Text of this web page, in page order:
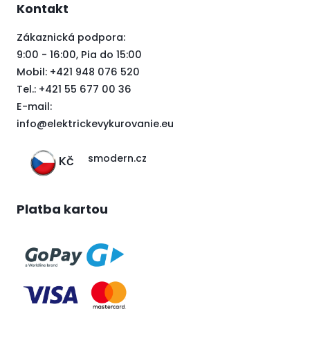
Kontakt
Zákaznická podpora:
9:00 - 16:00, Pia do 15:00
Mobil: +421 948 076 520
Tel.: +421 55 677 00 36
E-mail:
info@elektrickevykurovanie.eu
Kč smodern.cz
Platba kartou